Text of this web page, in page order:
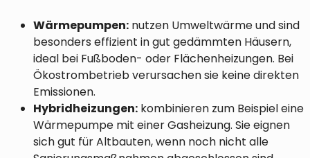
Wärmepumpen: nutzen Umweltwärme und sind
besonders effizient in gut gedämmten Häusern,
ideal bei Fußboden- oder Flächenheizungen. Bei
Ökostrombetrieb verursachen sie keine direkten
Emissionen.
Hybridheizungen: kombinieren zum Beispiel eine
Wärmepumpe mit einer Gasheizung. Sie eignen
sich gut für Altbauten, wenn noch nicht alle